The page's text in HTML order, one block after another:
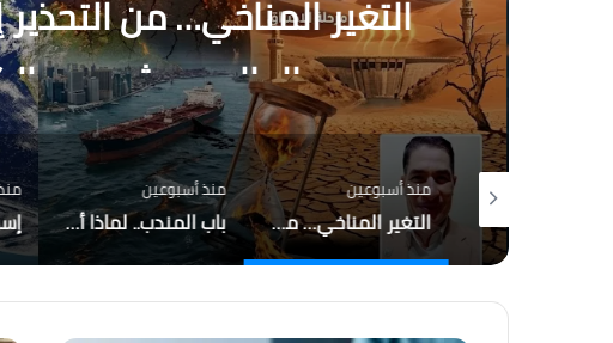
التغير المناخي… من
العالم يعيش عصر
القطار الكهربائي السريع… بين الجدل والفرصة
منذ أسبوعين
التغير المناخي… من التحذير إلى الاحتراق ، هل أصبح العالم يعيش عصر الكوارث المناخية؟
منذ أسبوعين
باب المندب.. لماذا أصبحت إيران والحوثيون التهديد الأكبر لاستقرار المنطقة؟
منذ 3